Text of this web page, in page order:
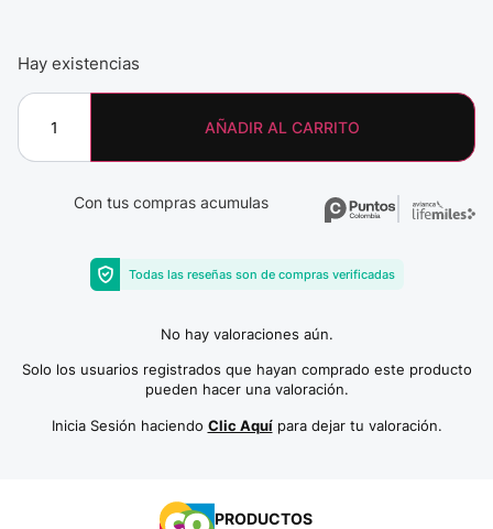
Hay existencias
AÑADIR AL CARRITO
Con tus compras acumulas
Todas las reseñas son de compras verificadas
No hay valoraciones aún.
Solo los usuarios registrados que hayan comprado este producto
pueden hacer una valoración.
Inicia Sesión haciendo Clic Aquípara dejar tu valoración.
PRODUCTOS